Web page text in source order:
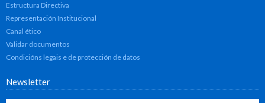
Estructura Directiva
Representación Institucional
Canal ético
Validar documentos
Condicións legais e de protección de datos
Newsletter